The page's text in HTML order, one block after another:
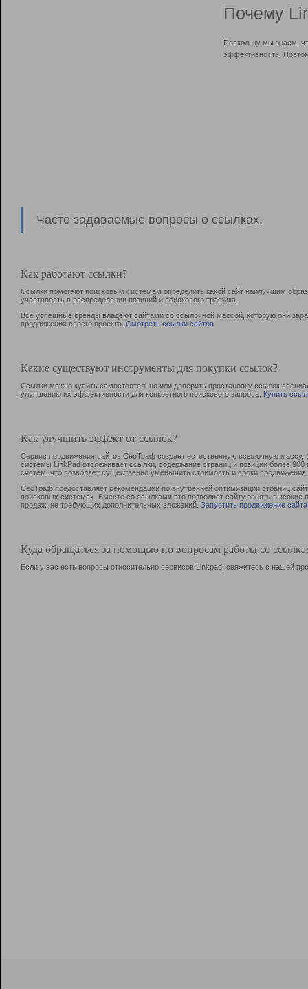
Почему
Поскольку мы знаем,
эффективность.
Часто задаваемые вопросы о ссылках.
Как работают ссылки?
Ссылки помогают поисковым системам определить какой сайт наилучшим
участвовать в раcпределении позиций и поискового трафика.
Все успешные бренды владеют сайтами со ссылочной массой, которую они
продвижения своего проекта. Смотреть ссылки сайтов
Какие существуют инструменты для покупки ссылок?
Ссылки можно купить самостоятельно или доверить простановку ссылок
улучшению их эффективности для конкретного поискового запроса. Купить
Как улучшить эффект от ссылок?
Сервис продвижения сайтов СеоТраф создает естественную ссылочную
системы LinkPad отслеживает ссылки, содержание страниц и позиции более
систем, что позволяет существенно уменьшить стоимость и сроки продвижения.
СеоТраф предоставляет рекомендации по внутренней оптимизации страниц
поисковых системах. Вместе со ссылками это позволяет сайту занять
продаж, не требующих дополнительных вложений. Запустить продвижение сайта
Куда обращаться за помощью по вопросам работы со
Если у вас есть вопросы относительно сервисов Linkpad, свяжитесь с нашей